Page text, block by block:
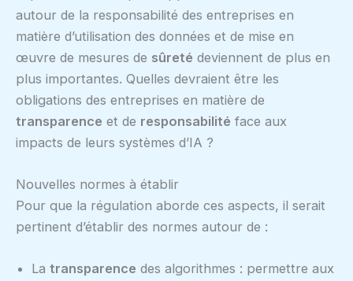
autour de la responsabilité des entreprises en
matière d’utilisation des données et de mise en
œuvre de mesures de sûreté deviennent de plus en
plus importantes. Quelles devraient être les
obligations des entreprises en matière de
transparence et de responsabilité face aux
impacts de leurs systèmes d’IA ?
Nouvelles normes à établir
Pour que la régulation aborde ces aspects, il serait
pertinent d’établir des normes autour de :
La transparence des algorithmes : permettre aux